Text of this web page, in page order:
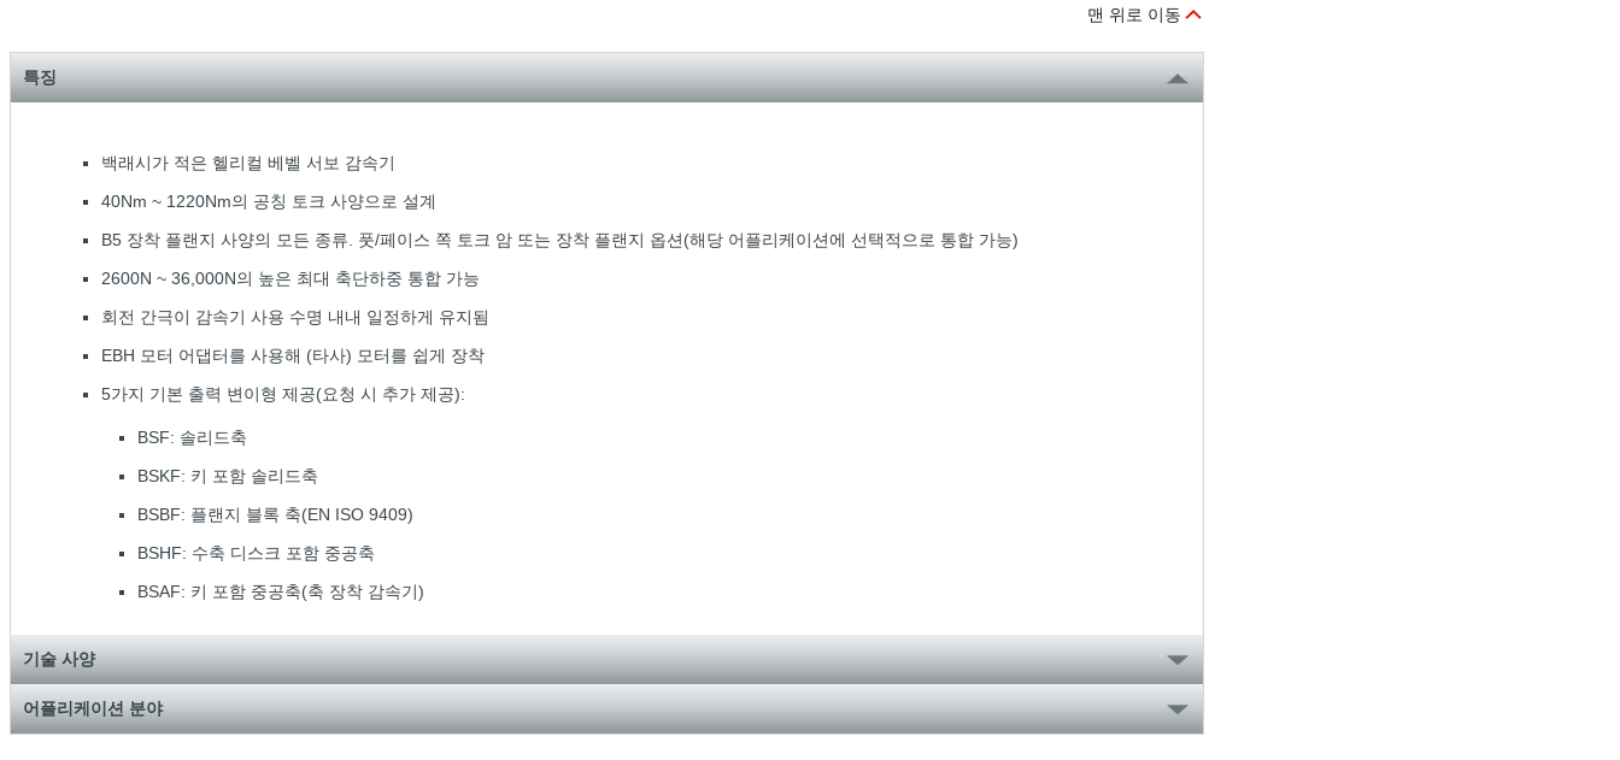
맨 위로 이동
특징
백래시가 적은 헬리컬 베벨 서보 감속기
40Nm ~ 1220Nm의 공칭 토크 사양으로 설계
B5 장착 플랜지 사양의 모든 종류. 풋/페이스 쪽 토크 암 또는 장착 플랜지 옵션(해당 어플리케이션에 선택적으로 통합 가능)
2600N ~ 36,000N의 높은 최대 축단하중 통합 가능
회전 간극이 감속기 사용 수명 내내 일정하게 유지됨
EBH 모터 어댑터를 사용해 (타사) 모터를 쉽게 장착
5가지 기본 출력 변이형 제공(요청 시 추가 제공):
BSF: 솔리드축
BSKF: 키 포함 솔리드축
BSBF: 플랜지 블록 축(EN ISO 9409)
BSHF: 수축 디스크 포함 중공축
BSAF: 키 포함 중공축(축 장착 감속기)
기술 사양
어플리케이션 분야